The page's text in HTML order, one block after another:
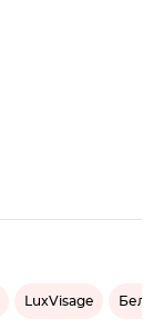
LuxVisage